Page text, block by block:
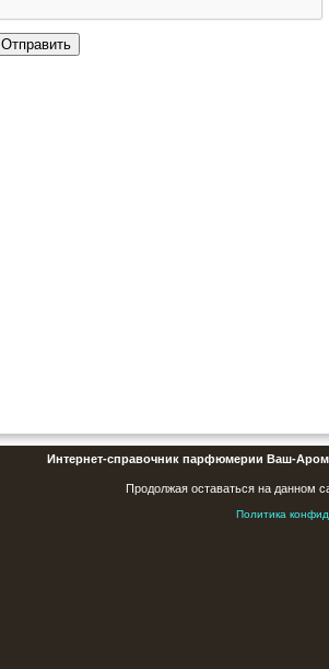
Отправить
Интернет-справочник парфюмерии Ваш-
Продолжая оставаться на данном
Политика